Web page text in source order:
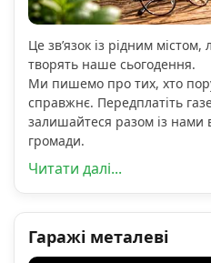
Це зв’язок із рідним
творять наше сьогодення.
Ми пишемо про тих, хто
справжнє. Передплатіть
залишайтеся разом із нами
громади.
Читати далі...
Гаражі металеві